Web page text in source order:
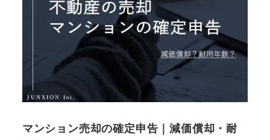
マンション売却の確定申告｜減価償却・耐